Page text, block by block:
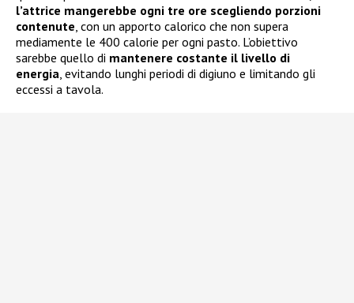
l’attrice mangerebbe ogni tre ore scegliendo porzioni
contenute, con un apporto calorico che non supera
mediamente le 400 calorie per ogni pasto. L’obiettivo
sarebbe quello di mantenere costante il livello di
energia, evitando lunghi periodi di digiuno e limitando gli
eccessi a tavola.